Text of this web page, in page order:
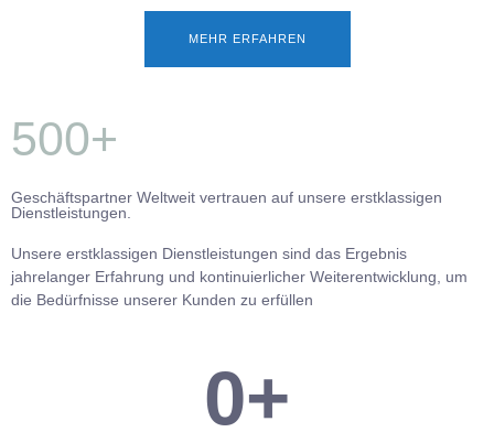
MEHR ERFAHREN
500+
Geschäftspartner Weltweit vertrauen auf unsere erstklassigen
Dienstleistungen.
Unsere erstklassigen Dienstleistungen sind das Ergebnis
jahrelanger Erfahrung und kontinuierlicher Weiterentwicklung, um
die Bedürfnisse unserer Kunden zu erfüllen
0+